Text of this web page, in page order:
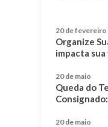
20 de fevereiro
Organize
impacta
20 de maio
Queda do
20 de maio